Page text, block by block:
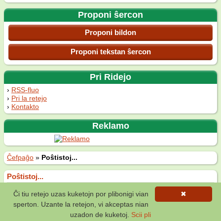
Proponi ŝercon
Proponi bildon
Proponi tekstan ŝercon
Pri Ridejo
RSS-fluo
Pri la retejo
Kontakto
Reklamo
Ĉefpaĝo » Poŝtistoj...
Poŝtistoj...
(9 voĉoj)
La24-an de majo 2016 —Sekso,
✖
Ĉi tiu retejo uzas kuketojn por plibonigi vian
sperton. Uzante la retejon, vi akceptas nian
uzadon de kuketoj. Scii pli